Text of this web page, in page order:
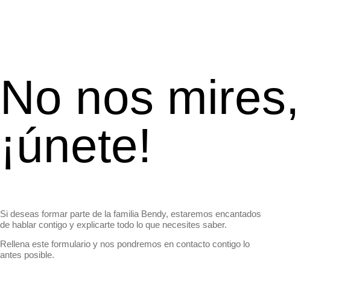
No nos mires,
¡únete!
Si deseas formar parte de la familia Bendy, estaremos encantados
de hablar contigo y explicarte todo lo que necesites saber.
Rellena este formulario y nos pondremos en contacto contigo lo
antes posible.